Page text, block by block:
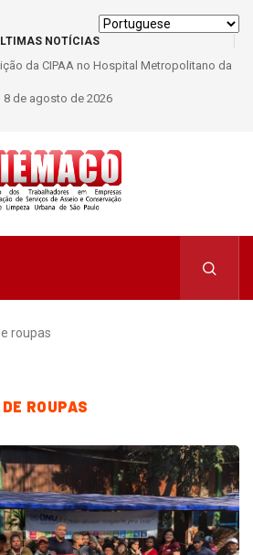
NOTÍCIAS
da CIPAA no Hospital Metropolitano da
participação dos trabalhadores
8 de agosto de 2026
roupas
ROUPAS